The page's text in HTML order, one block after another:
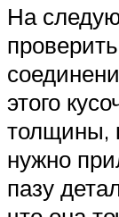
На
этого
толщины,
нужно
пазу